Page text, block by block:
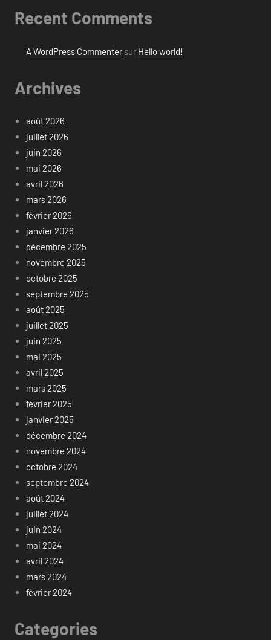
Recent Comments
A WordPress Commentersur Hello world!
Archives
août 2026
juillet 2026
juin 2026
mai 2026
avril 2026
mars 2026
février 2026
janvier 2026
décembre 2025
novembre 2025
octobre 2025
septembre 2025
août 2025
juillet 2025
juin 2025
mai 2025
avril 2025
mars 2025
février 2025
janvier 2025
décembre 2024
novembre 2024
octobre 2024
septembre 2024
août 2024
juillet 2024
juin 2024
mai 2024
avril 2024
mars 2024
février 2024
Categories